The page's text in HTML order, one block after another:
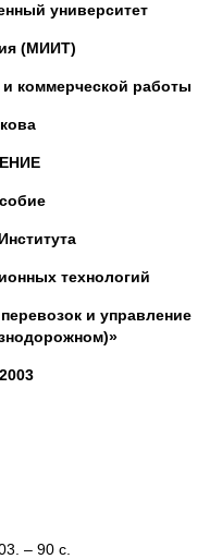
университет
(МИИТ)
коммерческой работы
технологий
и управление
– 90 с.